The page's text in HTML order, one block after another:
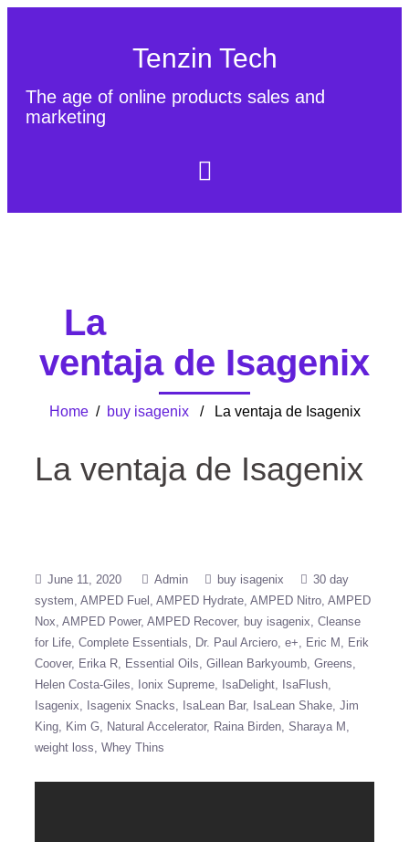
Tenzin Tech
The age of online products sales and
marketing
La
ventaja de Isagenix
Home/ buy isagenix/ La ventaja de Isagenix
La ventaja de Isagenix
June 11, 2020 Admin buy isagenix
30 day
system AMPED Fuel AMPED Hydrate AMPED Nitro AMPED
Nox AMPED Power AMPED Recover buy isagenix Cleanse
for Life Complete Essentials Dr. Paul Arciero e+ Eric M
Erik
Coover
Erika R Essential Oils Gillean Barkyoumb Greens
Helen Costa-Giles
Ionix Supreme IsaDelight
IsaFlush
Isagenix
Isagenix Snacks IsaLean Bar IsaLean Shake Jim
King
Kim G Natural Accelerator Raina Birden Sharaya M
weight loss Whey Thins